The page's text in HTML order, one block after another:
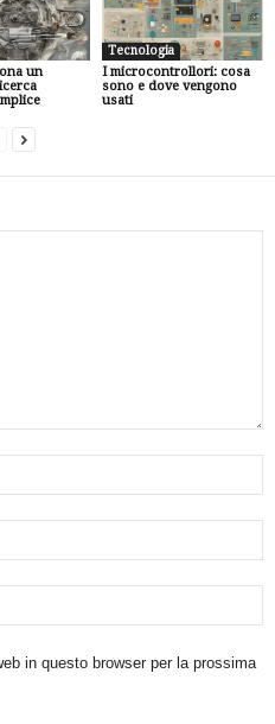
un
Tecnologia
I microcontrollori: cosa
sono e dove vengono
usati
in questo browser per la prossima